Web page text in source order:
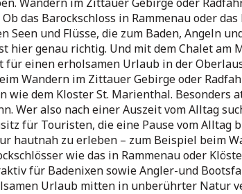
das Barockschloss in Rammenau oder
und Flüsse, die zum Baden, Angeln
genau richtig. Und mit dem Chalet am
einen erholsamen Urlaub in der
Wandern im Zittauer Gebirge oder
dem Kloster St. Marienthal. Besonders
Wer also nach einer Auszeit vom Alltag
für Touristen, die eine Pause vom
hautnah zu erleben – zum Beispiel beim
wie das in Rammenau oder
für Badenixen sowie Angler-und
Urlaub mitten in unberührter Natur